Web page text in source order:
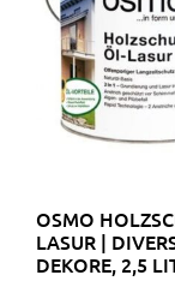
OSMO
LASUR |
DEKORE, 2,5